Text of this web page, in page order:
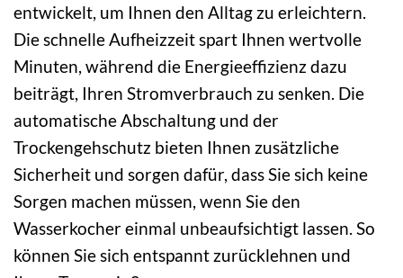
entwickelt, um Ihnen den Alltag zu erleichtern.
Die schnelle Aufheizzeit spart Ihnen wertvolle
Minuten, während die Energieeffizienz dazu
beiträgt, Ihren Stromverbrauch zu senken. Die
automatische Abschaltung und der
Trockengehschutz bieten Ihnen zusätzliche
Sicherheit und sorgen dafür, dass Sie sich keine
Sorgen machen müssen, wenn Sie den
Wasserkocher einmal unbeaufsichtigt lassen. So
können Sie sich entspannt zurücklehnen und